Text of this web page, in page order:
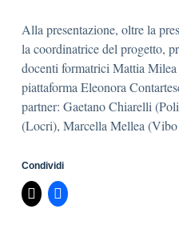
Alla presentazione, oltre la
la coordinatrice del progetto,
docenti formatrici Mattia
piattaforma Eleonora
partner: Gaetano Chiarelli
(Locri), Marcella Mellea
Condividi